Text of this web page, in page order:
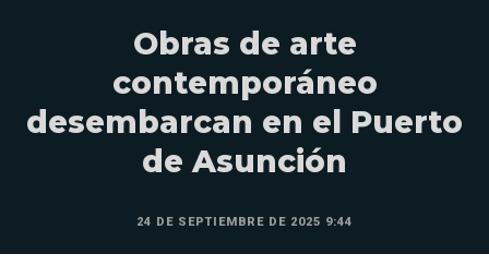
Obras de arte
contemporáneo
desembarcan en el Puerto
de Asunción
24 DE SEPTIEMBRE DE 2025 9:44